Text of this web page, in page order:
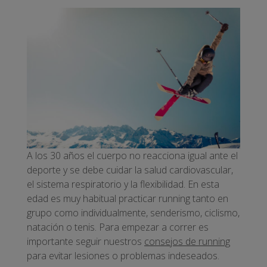
A los 30 años el cuerpo no reacciona igual ante el
deporte y se debe cuidar la salud cardiovascular,
el sistema respiratorio y la flexibilidad. En esta
edad es muy habitual practicar running tanto en
grupo como individualmente, senderismo, ciclismo,
natación o tenis. Para empezar a correr es
importante seguir nuestros consejos de running
para evitar lesiones o problemas indeseados.